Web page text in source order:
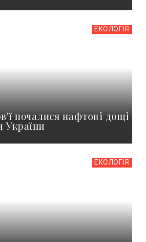
ЕКОЛОГІЯ
почалися нафтові дощі
України
ЕКОЛОГІЯ